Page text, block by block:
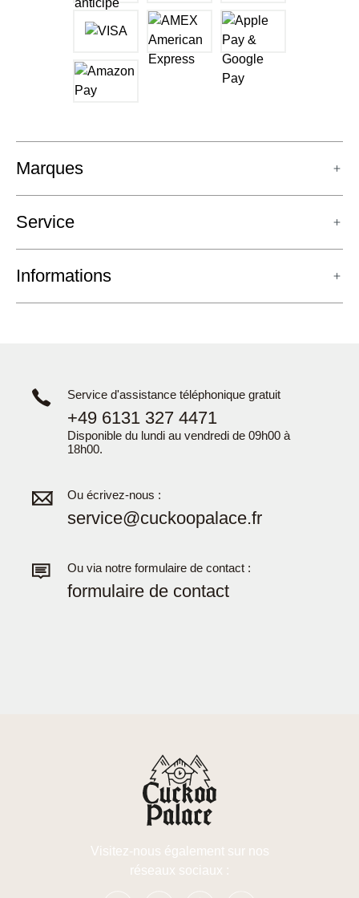
Marques
Service
Informations
Service d'assistance téléphonique gratuit
+49 6131 327 4471
Disponible du lundi au vendredi de 09h00 à
18h00.
Ou écrivez-nous :
service@cuckoopalace.fr
Ou via notre formulaire de contact :
formulaire de contact
Visitez-nous également sur nos
réseaux sociaux :